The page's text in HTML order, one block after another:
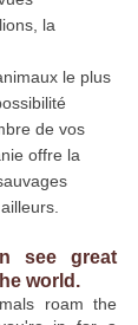
la
le plus
de vos
offre la
see great
world.
roam the